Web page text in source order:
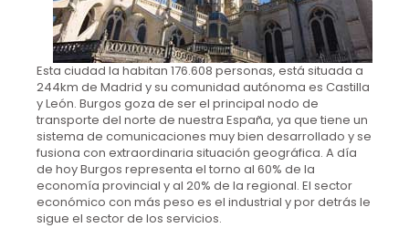
Esta ciudad la habitan 176.608 personas, está situada a
244km de Madrid y su comunidad autónoma es Castilla
y León. Burgos goza de ser el principal nodo de
transporte del norte de nuestra España, ya que tiene un
sistema de comunicaciones muy bien desarrollado y se
fusiona con extraordinaria situación geográfica. A día
de hoy Burgos representa el torno al 60% de la
economía provincial y al 20% de la regional. El sector
económico con más peso es el industrial y por detrás le
sigue el sector de los servicios.